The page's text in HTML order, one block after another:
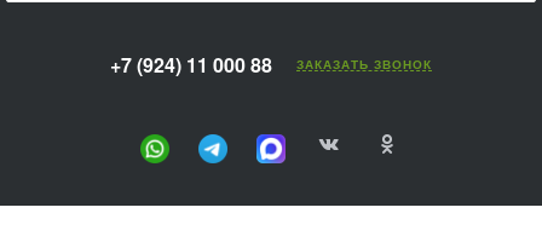
+7 (924) 11 000 88 ЗАКАЗАТЬ ЗВОНОК